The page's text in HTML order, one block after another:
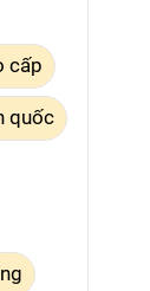
cấp
quốc